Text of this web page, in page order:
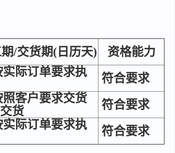
/交货期(日历天) 资格能力
实际订单要求执
符合要求
照客户要求交货
货
符合要求
实际订单要求执
符合要求